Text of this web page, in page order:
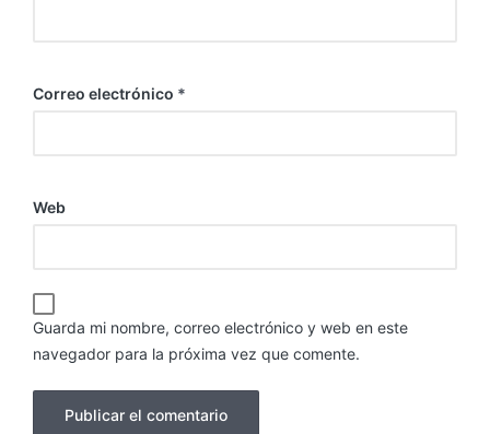
Correo electrónico *
Web
Guarda mi nombre, correo electrónico y web en este
navegador para la próxima vez que comente.